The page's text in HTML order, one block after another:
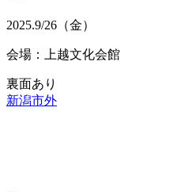
2025.9/26 （金）
会場：上越文化会館
裏面あり
新潟市外